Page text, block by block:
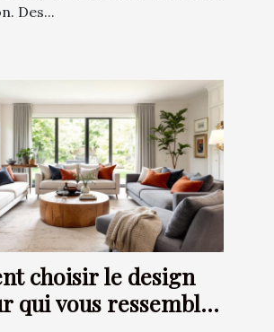
Des...
choisir le design
qui vous ressemble